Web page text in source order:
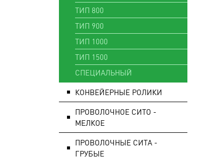
ТИП 800
ТИП 900
ТИП 1000
ТИП 1500
СПЕЦИАЛЬНЫЙ
КОНВЕЙЕРНЫЕ РОЛИКИ
ПРОВОЛОЧНОЕ СИТО -
МЕЛКОЕ
ПРОВОЛОЧНЫЕ СИТА -
ГРУБЫЕ